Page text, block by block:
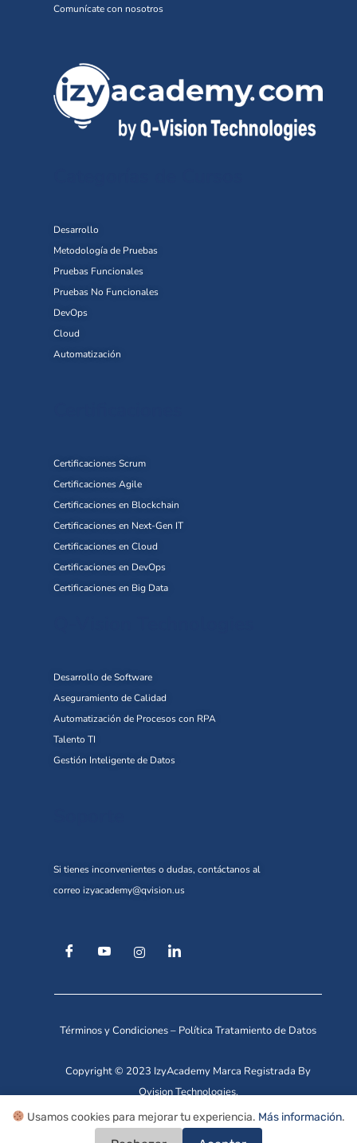
Comunícate con nosotros
Desarrollo
Metodología de Pruebas
Pruebas Funcionales
Pruebas No Funcionales
DevOps
Cloud
Automatización
Certificaciones Scrum
Certificaciones Agile
Certificaciones en Blockchain
Certificaciones en Next-Gen IT
Certificaciones en Cloud
Certificaciones en DevOps
Certificaciones en Big Data
Desarrollo de Software
Aseguramiento de Calidad
Automatización de Procesos con RPA
Talento TI
Gestión Inteligente de Datos
Si tienes inconvenientes o dudas, contáctanos al
correo izyacademy@qvision.us
Términos y Condiciones– Política Tratamiento de Datos
Copyright © 2023 IzyAcademy Marca Registrada By
Qvision Technologies.
Usamos cookies para mejorar tu experiencia. Más información.